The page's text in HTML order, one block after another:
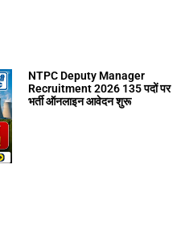
NTPC Deputy Manager
Recruitment 2026 135 पदों पर
भर्ती ऑनलाइन आवेदन शुरू